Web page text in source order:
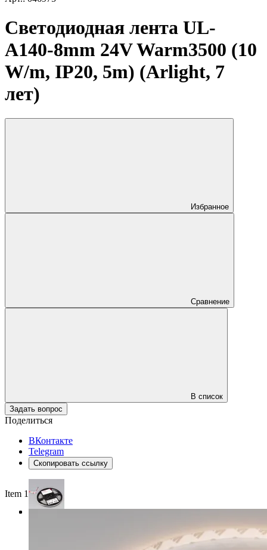
Светодиодная лента UL-
A140-8mm 24V Warm3500 (10
W/m, IP20, 5m) (Arlight, 7
лет)
Избранное
Сравнение
В список
Задать вопрос
Поделиться
ВКонтакте
Telegram
Скопировать ссылку
Item 1 of 3